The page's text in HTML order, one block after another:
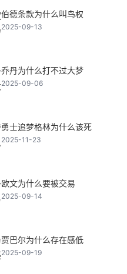
伯德条款为什么叫鸟权
2025-09-13
乔丹为什么打不过大梦
2025-09-06
勇士追梦格林为什么该死
2025-11-23
欧文为什么要被交易
2025-09-14
贾巴尔为什么存在感低
2025-09-19